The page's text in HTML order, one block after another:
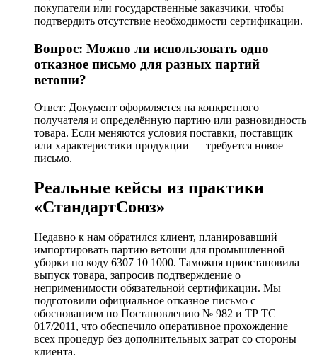
покупатели или государственные заказчики, чтобы
подтвердить отсутствие необходимости сертификации.
Вопрос: Можно ли использовать одно
отказное письмо для разных партий
ветоши?
Ответ: Документ оформляется на конкретного
получателя и определённую партию или разновидность
товара. Если меняются условия поставки, поставщик
или характеристики продукции — требуется новое
письмо.
Реальные кейсы из практики
«СтандартСоюз»
Недавно к нам обратился клиент, планировавший
импортировать партию ветоши для промышленной
уборки по коду 6307 10 1000. Таможня приостановила
выпуск товара, запросив подтверждение о
неприменимости обязательной сертификации. Мы
подготовили официальное отказное письмо с
обоснованием по Постановлению № 982 и ТР ТС
017/2011, что обеспечило оперативное прохождение
всех процедур без дополнительных затрат со стороны
клиента.